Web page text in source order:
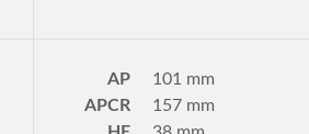
AP
101 mm
APCR
157 mm